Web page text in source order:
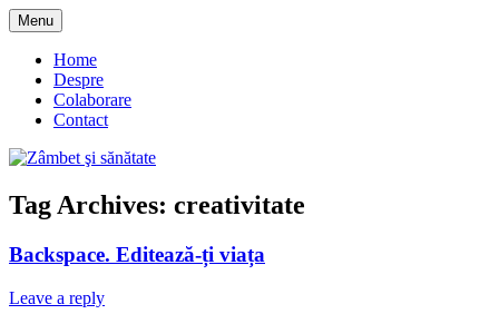
Skip
to
content
Zâmbet şi sănătate
Menu
Home
Despre
Colaborare
Contact
Tag Archives: creativitate
Backspace. Editează-ți viața
Leave a reply